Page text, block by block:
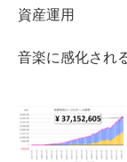
資産運用
音楽に感化され